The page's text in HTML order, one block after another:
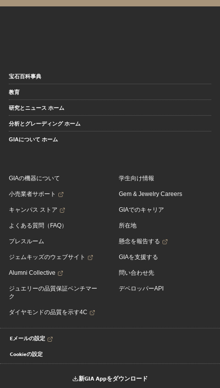
宝石百科事典
教育
研究とニュース ホーム
分析とグレーディング ホーム
GIAについて ホーム
GIAの機器について
小売業者サポート
キャンパス ストア
よくある質問（FAQ）
プレスルーム
ジェムキッズのウェブサイト
Alumni Collective
ジュエリーの品質保証ベンチマー
ク
ダイヤモンドの品質を示す4C
学生向け情報
Gem & Jewelry Careers
GIAでのキャリア
所在地
懸念を報告する
GIAを支援する
問い合わせ先
デベロッパーAPI
Eメールの設定
Cookieの設定
新GIA Appをダウンロード